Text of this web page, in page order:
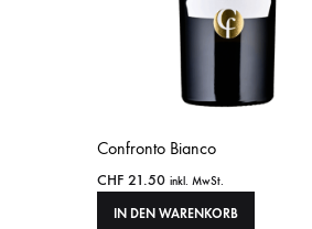
Confronto Bianco
CHF 21.50 inkl. MwSt.
IN DEN WARENKORB